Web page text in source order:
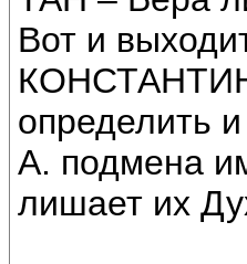
Вот и
КОНСТАНТИН
определить
А. подмена
лишает их